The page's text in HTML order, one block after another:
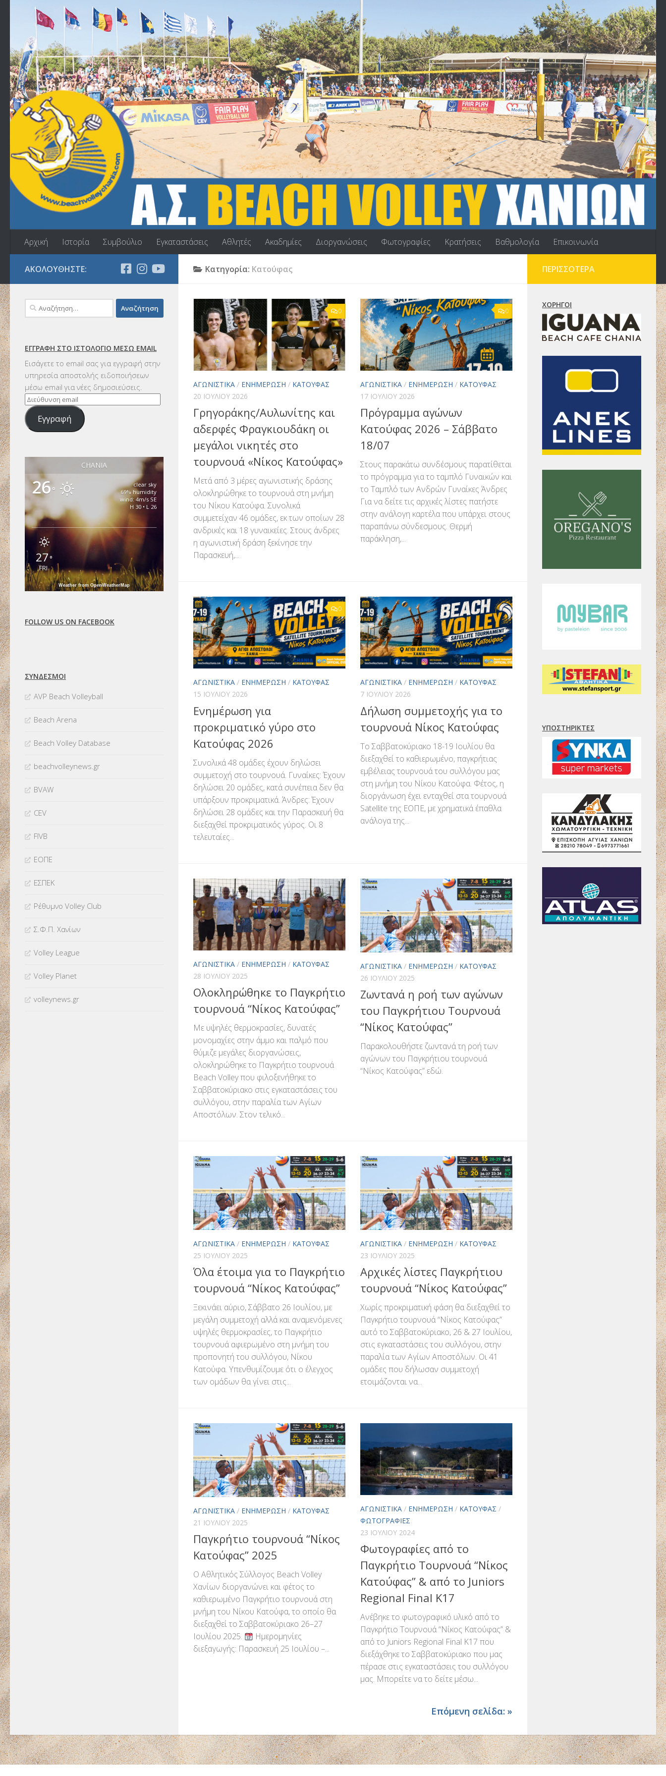
Skip to content
Αρχική Ιστορία Συμβούλιο Εγκαταστάσεις Αθλητές Ακαδημίες Διοργανώσεις Φωτογραφίες Κρατήσεις Βαθμολογία Επικοινωνία
Κατηγορία: Κατούφας
0
ΑΓΩΝΙΣΤΙΚΆ / ΕΝΗΜΈΡΩΣΗ / ΚΑΤΟΎΦΑΣ
20 ΙΟΥΛΊΟΥ 2026
Γρηγοράκης/Αυλωνίτης και
αδερφές Φραγκιουδάκη οι
μεγάλοι νικητές στο
τουρνουά «Νίκος Κατούφας»
Μετά από 3 μέρες αγωνιστικής δράσης
ολοκληρώθηκε το τουρνουά στη μνήμη
του Νίκου Κατούφα. Συνολικά
συμμετείχαν 46 ομάδες, εκ των οποίων 28
ανδρικές και 18 γυναικείες. Στους άνδρες
η αγωνιστική δράση ξεκίνησε την
Παρασκευή,...
0
ΑΓΩΝΙΣΤΙΚΆ / ΕΝΗΜΈΡΩΣΗ / ΚΑΤΟΎΦΑΣ
17 ΙΟΥΛΊΟΥ 2026
Πρόγραμμα αγώνων
Κατούφας 2026 – Σάββατο
18/07
Στους παρακάτω συνδέσμους παρατίθεται
το πρόγραμμα για το ταμπλό Γυναικών και
το Ταμπλό των Ανδρών Γυναίκες Άνδρες
Για να δείτε τις αρχικές λίστες πατήστε
στην ανάλογη καρτέλα που υπάρχει στους
παραπάνω σύνδεσμους. Θερμή
παράκληση,...
0
ΑΓΩΝΙΣΤΙΚΆ / ΕΝΗΜΈΡΩΣΗ / ΚΑΤΟΎΦΑΣ
15 ΙΟΥΛΊΟΥ 2026
Ενημέρωση για
προκριματικό γύρο στο
Κατούφας 2026
Συνολικά 48 ομάδες έχουν δηλώσει
συμμετοχή στο τουρνουά. Γυναίκες: Έχουν
δηλώσει 20 ομάδες, κατά συνέπεια δεν θα
υπάρξουν προκριματικά. Άνδρες: Έχουν
δηλώσει 28 ομάδες και την Παρασκευή θα
διεξαχθεί προκριματικός γύρος. Οι 8
τελευταίες...
ΑΓΩΝΙΣΤΙΚΆ / ΕΝΗΜΈΡΩΣΗ / ΚΑΤΟΎΦΑΣ
7 ΙΟΥΛΊΟΥ 2026
Δήλωση συμμετοχής για το
τουρνουά Νίκος Κατούφας
Το Σαββατοκύριακο 18-19 Ιουλίου θα
διεξαχθεί το καθιερωμένο, παγκρήτιας
εμβέλειας τουρνουά του συλλόγου μας
στη μνήμη του Νίκου Κατούφα. Φέτος, η
διοργάνωση έχει ενταχθεί στα τουρνουά
Satellite της ΕΟΠΕ, με χρηματικά έπαθλα
ανάλογα της...
ΑΓΩΝΙΣΤΙΚΆ / ΕΝΗΜΈΡΩΣΗ / ΚΑΤΟΎΦΑΣ
28 ΙΟΥΛΊΟΥ 2025
Ολοκληρώθηκε το Παγκρήτιο
τουρνουά “Νίκος Κατούφας”
Με υψηλές θερμοκρασίες, δυνατές
μονομαχίες στην άμμο και παλμό που
θύμιζε μεγάλες διοργανώσεις,
ολοκληρώθηκε το Παγκρήτιο τουρνουά
Beach Volley που φιλοξενήθηκε το
Σαββατοκύριακο στις εγκαταστάσεις του
συλλόγου, στην παραλία των Αγίων
Αποστόλων. Στον τελικό...
ΑΓΩΝΙΣΤΙΚΆ / ΕΝΗΜΈΡΩΣΗ / ΚΑΤΟΎΦΑΣ
26 ΙΟΥΛΊΟΥ 2025
Ζωντανά η ροή των αγώνων
του Παγκρήτιου Τουρνουά
“Νίκος Κατούφας”
Παρακολουθήστε ζωντανά τη ροή των
αγώνων του Παγκρήτιου τουρνουά
“Νίκος Κατούφας” εδώ.
ΑΓΩΝΙΣΤΙΚΆ / ΕΝΗΜΈΡΩΣΗ / ΚΑΤΟΎΦΑΣ
25 ΙΟΥΛΊΟΥ 2025
Όλα έτοιμα για το Παγκρήτιο
τουρνουά “Νίκος Κατούφας”
Ξεκινάει αύριο, Σάββατο 26 Ιουλίου, με
μεγάλη συμμετοχή αλλά και αναμενόμενες
υψηλές θερμοκρασίες, το Παγκρήτιο
τουρνουά αφιερωμένο στη μνήμη του
προπονητή του συλλόγου, Νίκου
Κατούφα. Υπενθυμίζουμε ότι ο έλεγχος
των ομάδων θα γίνει στις...
ΑΓΩΝΙΣΤΙΚΆ / ΕΝΗΜΈΡΩΣΗ / ΚΑΤΟΎΦΑΣ
23 ΙΟΥΛΊΟΥ 2025
Αρχικές λίστες Παγκρήτιου
τουρνουά “Νίκος Κατούφας”
Χωρίς προκριματική φάση θα διεξαχθεί το
Παγκρήτιο τουρνουά “Νίκος Κατούφας”
αυτό το Σαββατοκύριακο, 26 & 27 Ιουλίου,
στις εγκαταστάσεις του συλλόγου, στην
παραλία των Αγίων Αποστόλων. Οι 41
ομάδες που δήλωσαν συμμετοχή
ετοιμάζονται να...
ΑΓΩΝΙΣΤΙΚΆ / ΕΝΗΜΈΡΩΣΗ / ΚΑΤΟΎΦΑΣ
21 ΙΟΥΛΊΟΥ 2025
Παγκρήτιο τουρνουά “Νίκος
Κατούφας” 2025
Ο Αθλητικός Σύλλογος Beach Volley
Χανίων διοργανώνει και φέτος το
καθιερωμένο Παγκρήτιο τουρνουά στη
μνήμη του Νίκου Κατούφα, το οποίο θα
διεξαχθεί το Σαββατοκύριακο 26–27
Ιουλίου 2025.
Ημερομηνίες
διεξαγωγής: Παρασκευή 25 Ιουλίου –...
ΑΓΩΝΙΣΤΙΚΆ / ΕΝΗΜΈΡΩΣΗ / ΚΑΤΟΎΦΑΣ /
ΦΩΤΟΓΡΑΦΊΕΣ
23 ΙΟΥΛΊΟΥ 2024
Φωτογραφίες από το
Παγκρήτιο Τουρνουά “Nίκος
Κατούφας” & από το Juniors
Regional Final K17
Ανέβηκε το φωτογραφικό υλικό από το
Παγκρήτιο Τουρνουά “Nίκος Κατούφας” &
από το Juniors Regional Final K17 που
διεξάχθηκε το Σαββατοκύριακο που μας
πέρασε στις εγκαταστάσεις του συλλόγου
μας. Μπορείτε να το δείτε μέσω...
Επόμενη σελίδα: »
ΑΚΟΛΟΥΘΉΣΤΕ:
Αναζήτηση
για:
ΕΓΓΡΑΦΉ ΣΤΟ ΙΣΤΟΛΌΓΙΟ ΜΈΣΩ EMAIL
Εισάγετε το email σας για εγγραφή στην
υπηρεσία αποστολής ειδοποιήσεων
μέσω email για νέες δημοσιεύσεις.
Διεύθυνση
email
Εγγραφή
CHANIA
26°
clear sky
69% humidity
wind: 4m/s SE
H 30 • L 26
27°
FRI
Weather from OpenWeatherMap
FOLLOW US ON FACEBOOK
ΣΥΝΔΈΣΜΟΙ
AVP Beach Volleyball
Beach Arena
Beach Volley Database
beachvolleynews.gr
BVAW
CEV
FIVB
ΕΟΠΕ
ΕΣΠΕΚ
Ρέθυμνο Volley Club
Σ.Φ.Π. Χανίων
Volley League
Volley Planet
volleynews.gr
ΠΕΡΙΣΣΌΤΕΡΑ
ΧΟΡΗΓΟΊ
ΥΠΟΣΤΗΡΙΚΤΈΣ